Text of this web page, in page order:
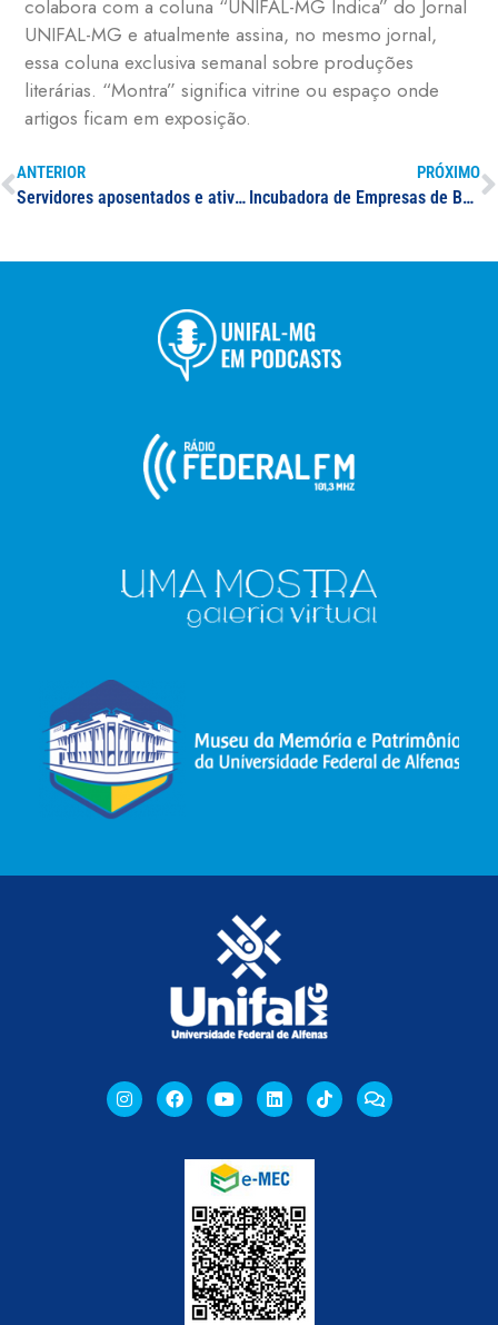
colabora com a coluna “UNIFAL-MG Indica” do Jornal
UNIFAL-MG e atualmente assina, no mesmo jornal,
essa coluna exclusiva semanal sobre produções
literárias. “Montra” significa vitrine ou espaço onde
artigos ficam em exposição.
ANTERIOR
Servidores aposentados e ativos recebem homenagem em comemoração ao Dia do Servidor Público na UNIFAL-MG
PRÓXIMO
Incubadora de Empresas de Base Tecnológica (NidusTec): seleção de bolsista para Poços de Caldas